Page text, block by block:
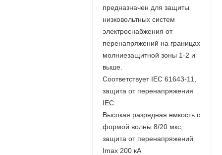
предназначен для защиты
низковольтных систем
электроснабжения от
перенапряжений на границах
молниезащитной зоны 1-2 и
выше.
Соответствует IEC 61643-11,
защита от перенапряжения
IEC.
Высокая разрядная емкость с
формой волны 8/20 мкс,
защита от перенапряжений
Imax 200 кА